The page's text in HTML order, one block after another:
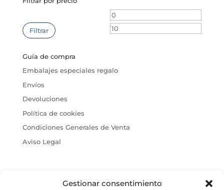
Gestionar consentimiento
Precio
mínimo
Filtrar
Guía de compra
Embalajes especiales regalo
Envíos
Devoluciones
Política de cookies
Condiciones Generales de Venta
Aviso Legal